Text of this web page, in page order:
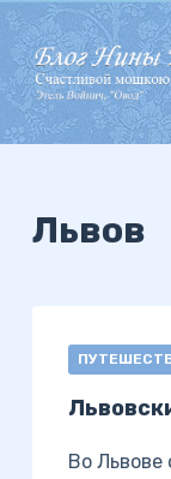
П
е
р
е
й
кЛьвов
Во Львове